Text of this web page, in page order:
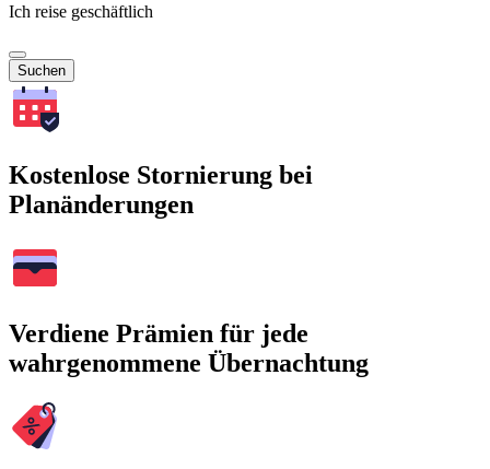
Ich reise geschäftlich
Suchen
Kostenlose Stornierung bei
Planänderungen
Verdiene Prämien für jede
wahrgenommene Übernachtung